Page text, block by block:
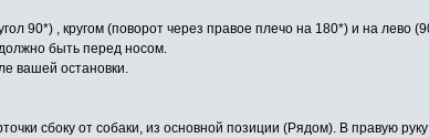
90*) , кругом (поворот через правое плечо на 180*) и на лево
быть перед носом.
вашей остановки.
сбоку от собаки, из основной позиции (Рядом). В правую